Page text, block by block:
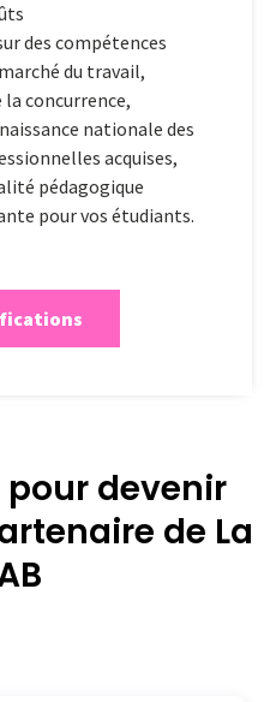
des compétences
du travail,
la concurrence,
nationale des
acquises,
pédagogique
pour vos étudiants.
pour devenir
de La